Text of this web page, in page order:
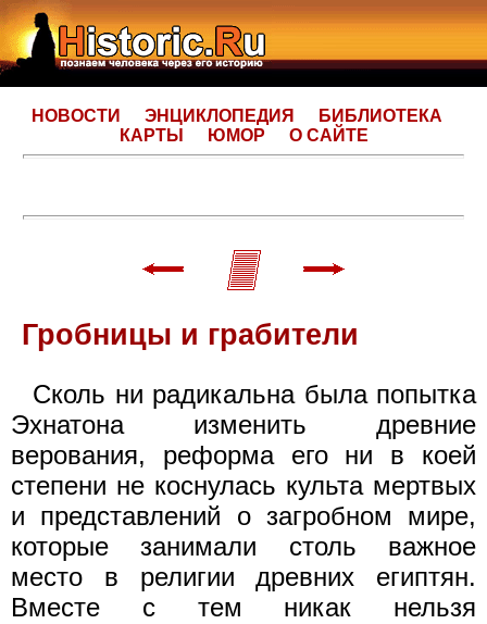
НОВОСТИ ЭНЦИКЛОПЕДИЯ
БИБЛИОТЕКА
КАРТЫ
ЮМОР О САЙТЕ
Гробницы и грабители
Сколь ни радикальна была попытка
Эхнатона изменить древние
верования, реформа его ни в коей
степени не коснулась культа мертвых
и представлений о загробном мире,
которые занимали столь важное
место в религии древних египтян.
Вместе с тем никак нельзя